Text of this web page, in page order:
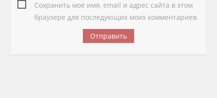
Сохранить моё имя, email и адрес сайта в этом
браузере для последующих моих комментариев.